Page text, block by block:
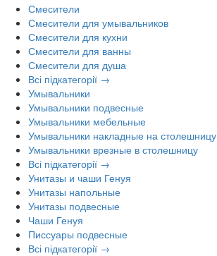
Смесители
Смесители для умывальников
Смесители для кухни
Смесители для ванны
Смесители для душа
Всі підкатегорії →
Умывальники
Умывальники подвесные
Умывальники мебельные
Умывальники накладные на столешницу
Умывальники врезные в столешницу
Всі підкатегорії →
Унитазы и чаши Генуя
Унитазы напольные
Унитазы подвесные
Чаши Генуя
Писсуары подвесные
Всі підкатегорії →